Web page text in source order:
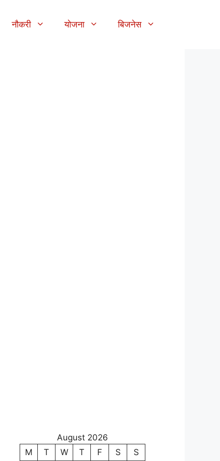
नौकरी योजना बिजनेस
August 2026
M
T W T F S
S